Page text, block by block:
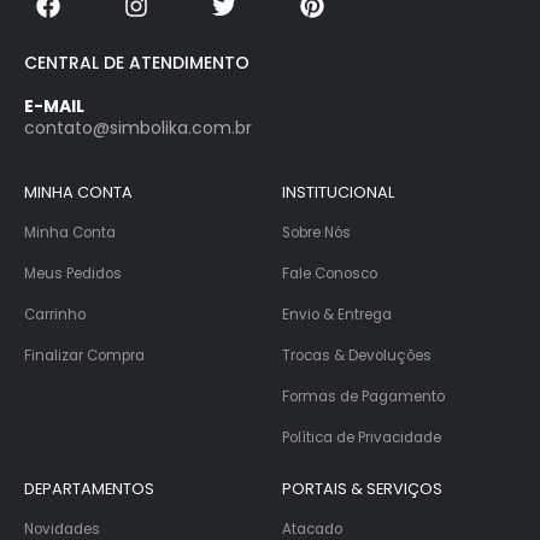
CENTRAL DE ATENDIMENTO
E-MAIL
contato@simbolika.com.br
MINHA CONTA
Minha Conta
Meus Pedidos
Carrinho
Finalizar Compra
INSTITUCIONAL
Sobre Nós
Fale Conosco
Envio & Entrega
Trocas & Devoluções
Formas de Pagamento
Política de Privacidade
DEPARTAMENTOS
Novidades
PORTAIS & SERVIÇOS
Atacado